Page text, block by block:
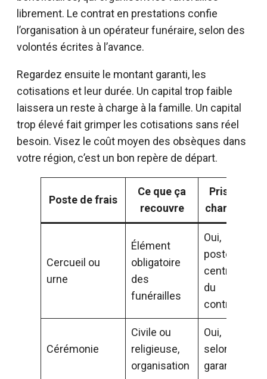
librement. Le contrat en prestations confie
l’organisation à un opérateur funéraire, selon des
volontés écrites à l’avance.
Regardez ensuite le montant garanti, les
cotisations et leur durée. Un capital trop faible
laissera un reste à charge à la famille. Un capital
trop élevé fait grimper les cotisations sans réel
besoin. Visez le coût moyen des obsèques dans
votre région, c’est un bon repère de départ.
Poste de frais
Ce que ça
recouvre
Pris en
charge ?
Cercueil ou
urne
Élément
obligatoire
des
funérailles
Oui,
poste
central
du
contrat
Cérémonie
Civile ou
religieuse,
organisation
Oui,
selon les
garanties